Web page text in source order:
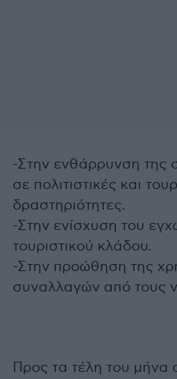
-Στην ενθάρρυνση της
σε πολιτιστικές και
δραστηριότητες.
-Στην ενίσχυση του
τουριστικού κλάδου.
-Στην προώθηση της
συναλλαγών από τους
Προς τα τέλη του μήνα